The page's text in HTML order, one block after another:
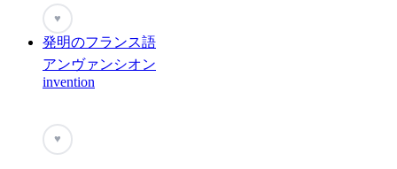
♥
発明のフランス語
アンヴァンシオン
invention
♥